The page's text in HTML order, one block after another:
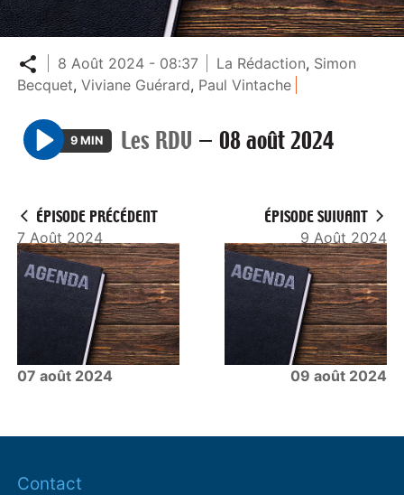
Partager
8 Août 2024 - 08:37 La Rédaction, Simon
Becquet,Viviane Guérard, Paul Vintache
P
y
9 MIN Les RDV — 08 août 2024
ÉPISODE PRÉCÉDENT
7 Août 2024
07 août 2024
ÉPISODE SUIVANT
9 Août 2024
09 août 2024
Contact